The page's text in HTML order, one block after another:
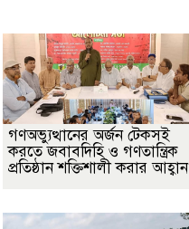
গণঅভ্যুত্থানের অর্জন টেকসই
করতে জবাবদিহি ও গণতান্ত্রিক
প্রতিষ্ঠান শক্তিশালী করার আহ্বান